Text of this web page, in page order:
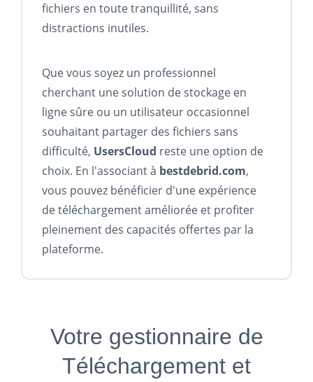
fichiers en toute tranquillité, sans
distractions inutiles.
Que vous soyez un professionnel
cherchant une solution de stockage en
ligne sûre ou un utilisateur occasionnel
souhaitant partager des fichiers sans
difficulté, UsersCloud reste une option de
choix. En l'associant à bestdebrid.com,
vous pouvez bénéficier d'une expérience
de téléchargement améliorée et profiter
pleinement des capacités offertes par la
plateforme.
Votre gestionnaire de
Téléchargement et